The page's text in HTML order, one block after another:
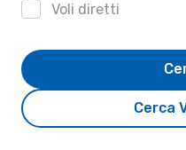
Voli diretti
Cerca